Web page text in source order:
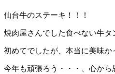
仙台牛のステーキ！！！
焼肉屋さんでした食べない牛
初めてでしたが、本当に美味か
今年も頑張ろう・・・、心か